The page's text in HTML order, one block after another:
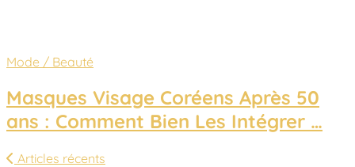
Mode / Beauté
Masques Visage Coréens Après 50
ans : Comment Bien Les Intégrer …
Articles récents